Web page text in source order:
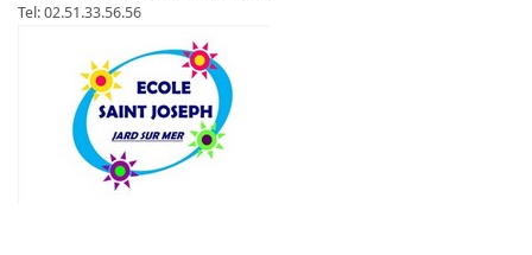
Tel: 02.51.33.56.56